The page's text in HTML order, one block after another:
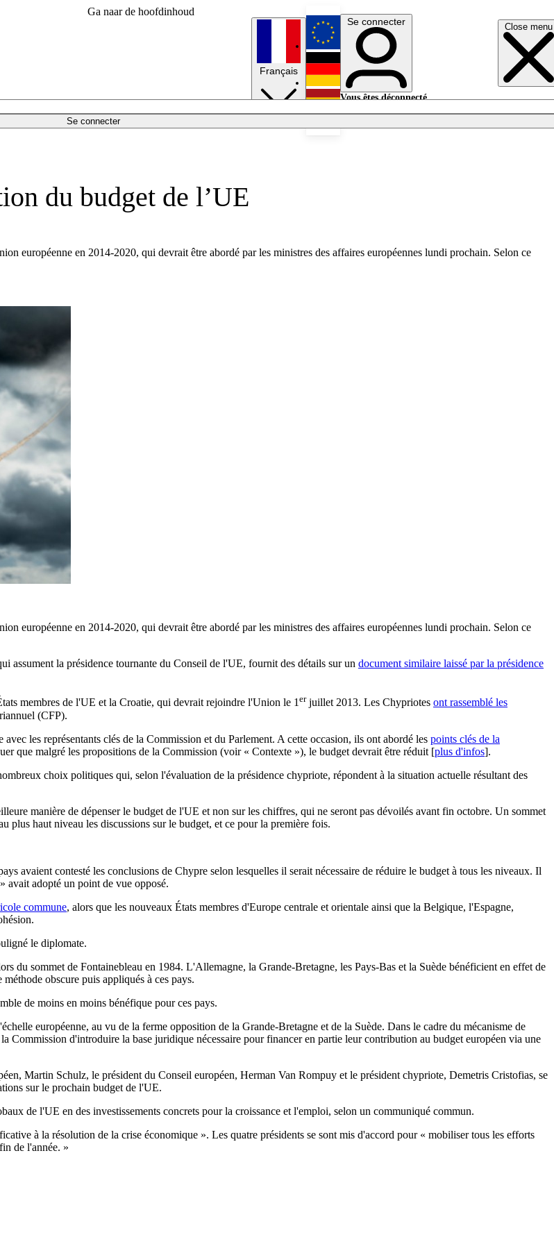
Ga naar de hoofdinhoud
Close menu
Se connecter
Français
English
Deutsch
Se connecter
Vous êtes déconnecté.
du budget de l’UE
européenne en 2014-2020, qui devrait être abordé par les ministres des affaires européennes lundi prochain. Selon ce
européenne en 2014-2020, qui devrait être abordé par les ministres des affaires européennes lundi prochain. Selon ce
assument la présidence tournante du Conseil de l'UE, fournit des détails sur un document similaire laissé par la présidence
membres de l'UE et la Croatie, qui devrait rejoindre l'Union le 1erjuillet 2013. Les Chypriotes ont rassemblé les
(CFP).
les représentants clés de la Commission et du Parlement. A cette occasion, ils ont abordé les points clés de la
que malgré les propositions de la Commission (voir « Contexte »), le budget devrait être réduit [plus d'infos].
choix politiques qui, selon l'évaluation de la présidence chypriote, répondent à la situation actuelle résultant des
manière de dépenser le budget de l'UE et non sur les chiffres, qui ne seront pas dévoilés avant fin octobre. Un sommet
plus haut niveau les discussions sur le budget, et ce pour la première fois.
avaient contesté les conclusions de Chypre selon lesquelles il serait nécessaire de réduire le budget à tous les niveaux. Il
avait adopté un point de vue opposé.
commune, alors que les nouveaux États membres d'Europe centrale et orientale ainsi que la Belgique, l'Espagne,
le diplomate.
du sommet de Fontainebleau en 1984. L'Allemagne, la Grande-Bretagne, les Pays-Bas et la Suède bénéficient en effet de
obscure puis appliqués à ces pays.
de moins en moins bénéfique pour ces pays.
européenne, au vu de la ferme opposition de la Grande-Bretagne et de la Suède. Dans le cadre du mécanisme de
Commission d'introduire la base juridique nécessaire pour financer en partie leur contribution au budget européen via une
Martin Schulz, le président du Conseil européen, Herman Van Rompuy et le président chypriote, Demetris Cristofias, se
sur le prochain budget de l'UE.
de l'UE en des investissements concrets pour la croissance et l'emploi, selon un communiqué commun.
à la résolution de la crise économique ». Les quatre présidents se sont mis d'accord pour « mobiliser tous les efforts
de l'année. »